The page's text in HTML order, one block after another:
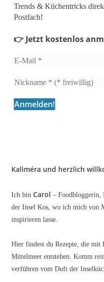
Trends & Küchentricks
Postfach!
👉 Jetzt kostenlos
Kaliméra und herzlich
Ich bin Carol – Foodbloggerin,
der Insel Kos, wo ich mich von
inspirieren lasse.
Hier findest du Rezepte, die mit
Mittelmeer entstehen. Komm
verführen vom Duft der